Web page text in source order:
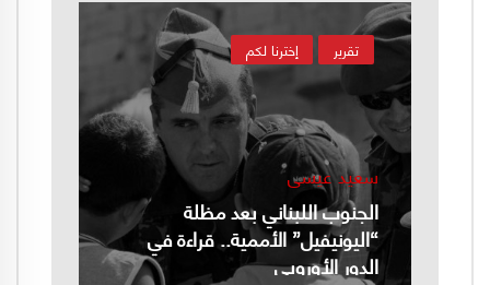
إخترنا لكم تقرير
سعيد عيسى
الجنوب اللبناني بعد مظلة
“اليونيفيل” الأممية.. قراءة في
الدور الأوروبي